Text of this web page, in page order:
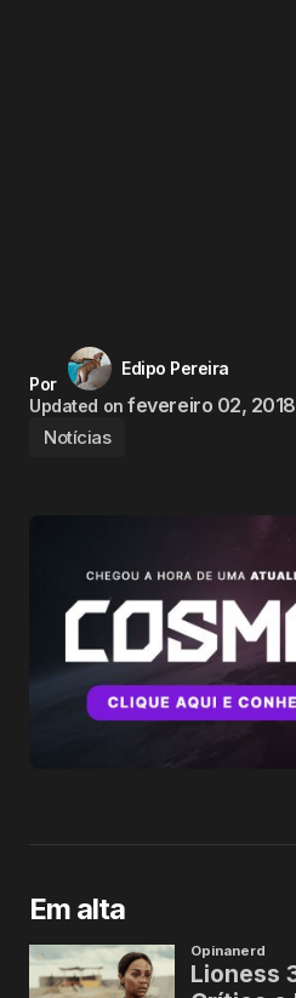
Por
Edipo Pereira
Updated on fevereiro 02, 2018
Notícias
Em alta